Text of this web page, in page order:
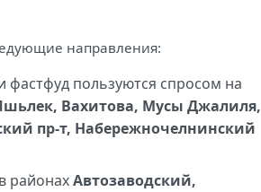
направления:
фастфуд пользуются спросом на
Вахитова, Мусы Джалиля,
пр-т, Набережночелнинский
районахАвтозаводский,